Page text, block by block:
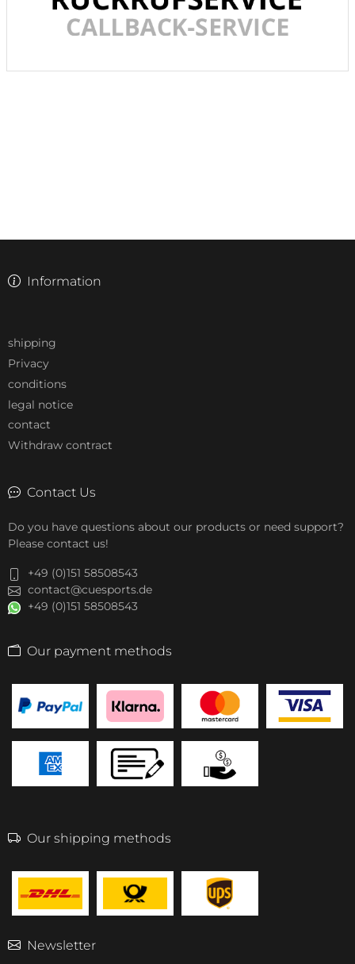
Information
shipping
Privacy
conditions
legal notice
contact
Withdraw contract
Contact Us
Do you have questions about our products or need support?
Please contact us!
+49 (0)151 58508543
contact@cuesports.de
+49 (0)151 58508543
Our payment methods
Our shipping methods
Newsletter